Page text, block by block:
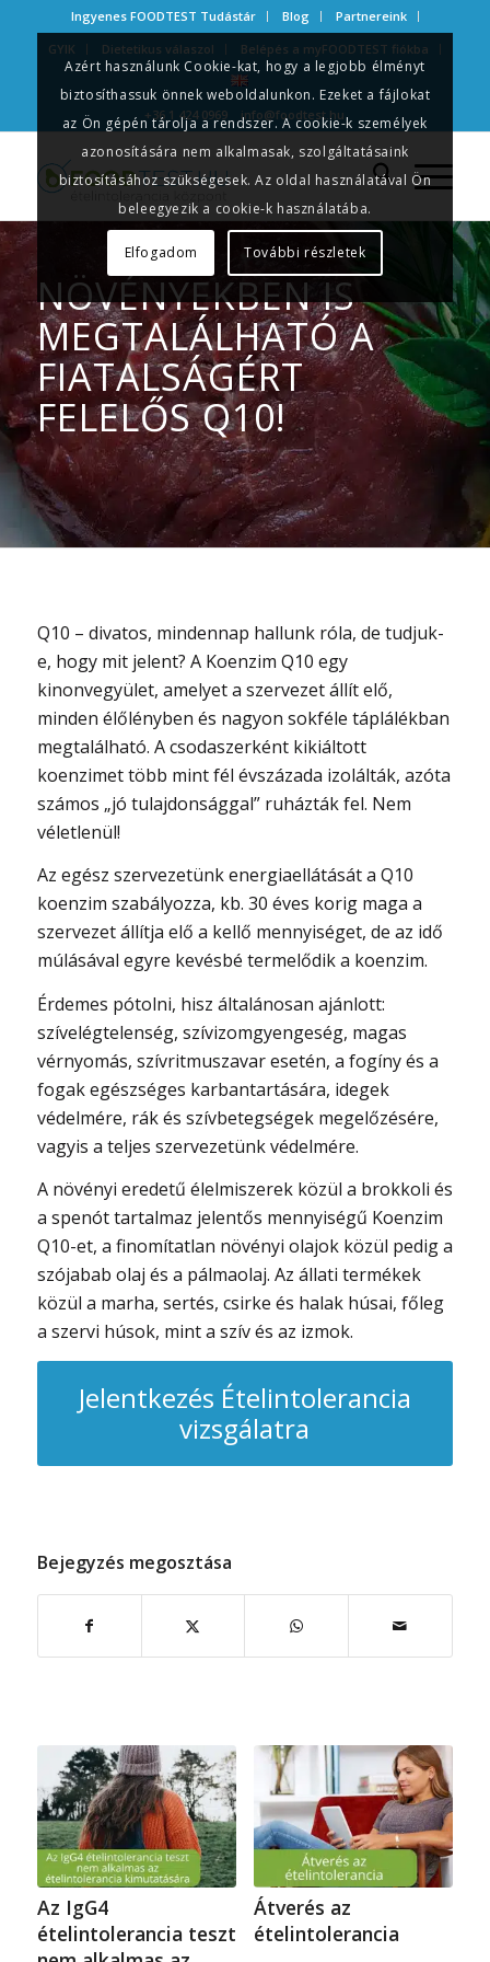
Ingyenes FOODTEST Tudástár Blog
Partnereink
GYIK
Dietetikus válaszol Belépés a myFOODTEST fiókba
+36 1 424 0969 info@foodtest.hu
NÖVÉNYEKBEN IS
MEGTALÁLHATÓ A
FIATALSÁGÉRT
FELELŐS Q10!
Q10 – divatos, mindennap hallunk róla, de tudjuk-
e, hogy mit jelent? A Koenzim Q10 egy
kinonvegyület, amelyet a szervezet állít elő,
minden élőlényben és nagyon sokféle táplálékban
megtalálható. A csodaszerként kikiáltott
koenzimet több mint fél évszázada izolálták, azóta
számos „jó tulajdonsággal” ruházták fel. Nem
véletlenül!
Az egész szervezetünk energiaellátását a Q10
koenzim szabályozza, kb. 30 éves korig maga a
szervezet állítja elő a kellő mennyiséget, de az idő
múlásával egyre kevésbé termelődik a koenzim.
Érdemes pótolni, hisz általánosan ajánlott:
szívelégtelenség, szívizomgyengeség, magas
vérnyomás, szívritmuszavar esetén, a fogíny és a
fogak egészséges karbantartására, idegek
védelmére, rák és szívbetegségek megelőzésére,
vagyis a teljes szervezetünk védelmére.
A növényi eredetű élelmiszerek közül a brokkoli és
a spenót tartalmaz jelentős mennyiségű Koenzim
Q10-et, a finomítatlan növényi olajok közül pedig a
szójabab olaj és a pálmaolaj. Az állati termékek
közül a marha, sertés, csirke és halak húsai, főleg
a szervi húsok, mint a szív és az izmok.
Jelentkezés Ételintolerancia
vizsgálatra
Bejegyzés megosztása
Az IgG4
ételintolerancia teszt
Átverés az
ételintolerancia
Azért használunk Cookie-kat, hogy a legjobb élményt
biztosíthassuk önnek weboldalunkon. Ezeket a fájlokat
az Ön gépén tárolja a rendszer. A cookie-k személyek
azonosítására nem alkalmasak, szolgáltatásaink
biztosításához szükségesek. Az oldal használatával Ön
beleegyezik a cookie-k használatába.
Elfogadom További részletek